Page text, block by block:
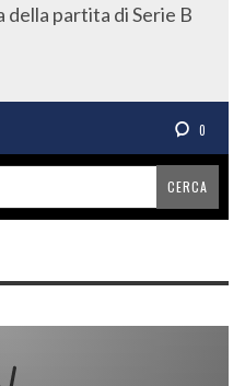
partita di Serie B
0